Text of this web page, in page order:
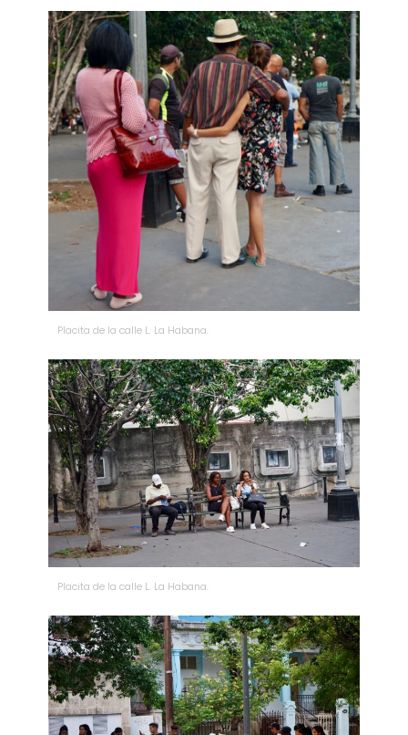
Placita de la calle L. La Habana.
Placita de la calle L. La Habana.